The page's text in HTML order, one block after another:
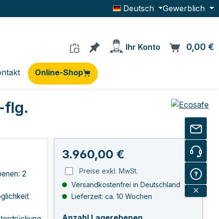
Deutsch Gewerblich
Du hast 0 Produkte auf dem
Ihr Konto 0,00 €
Online-Shop
flg.
2
Regulärer Preis:
3.960,00 €
Preise exkl. MwSt.
Versandkostenfrei in Deutschland
Lieferzeit: ca. 10 Wochen
auswählen